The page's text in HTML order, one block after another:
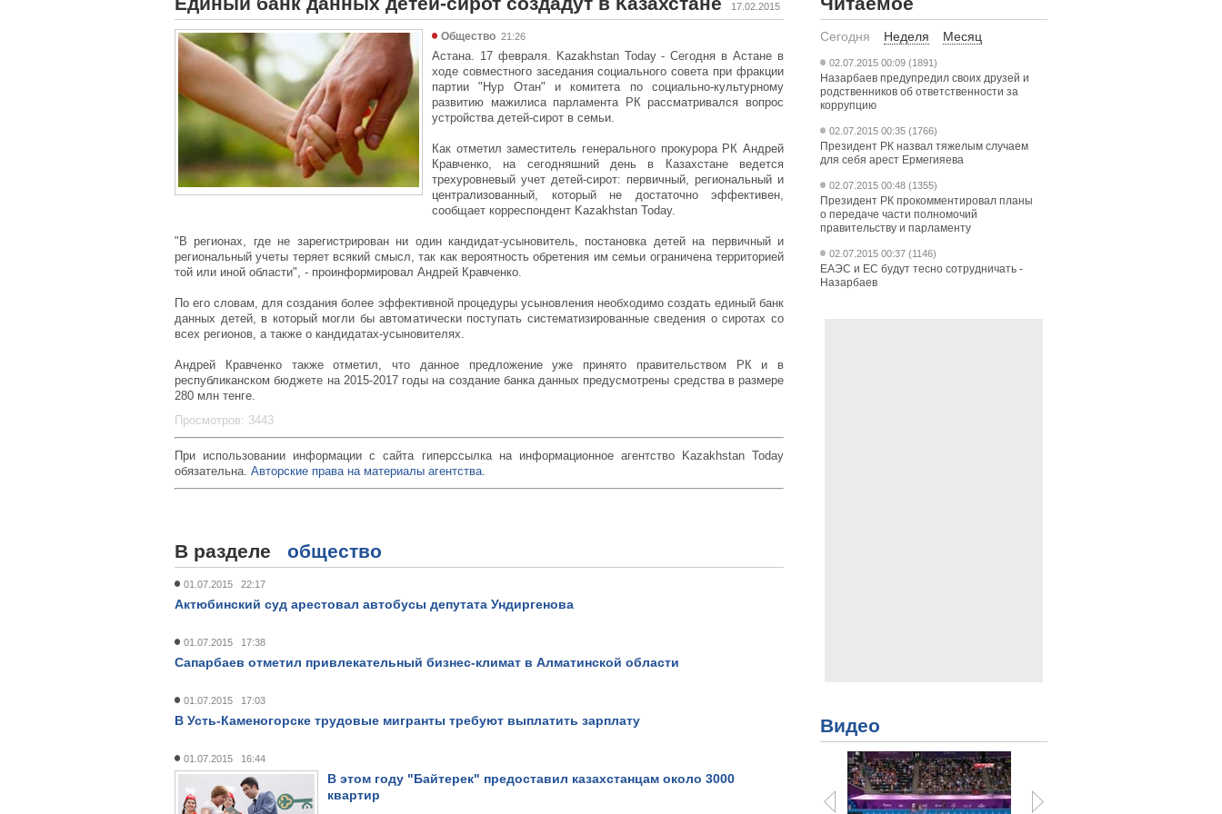
17.02.2015
Общество 21:26
Астана. 17 февраля. Kazakhstan Today - Сегодня в Астане в
ходе совместного заседания социального совета при фракции
партии "Нур Отан" и комитета по социально-культурному
развитию мажилиса парламента РК рассматривался вопрос
устройства детей-сирот в семьи.
Как отметил заместитель генерального прокурора РК Андрей
Кравченко, на сегодняшний день в Казахстане ведется
трехуровневый учет детей-сирот: первичный, региональный и
централизованный, который не достаточно эффективен,
сообщает корреспондент Kazakhstan Today.
"В регионах, где не зарегистрирован ни один кандидат-усыновитель, постановка детей на первичный и
региональный учеты теряет всякий смысл, так как вероятность обретения им семьи ограничена территорией
той или иной области", - проинформировал Андрей Кравченко.
По его словам, для создания более эффективной процедуры усыновления необходимо создать единый банк
данных детей, в который могли бы автоматически поступать систематизированные сведения о сиротах со
всех регионов, а также о кандидатах-усыновителях.
Андрей Кравченко также отметил, что данное предложение уже принято правительством РК и в
республиканском бюджете на 2015-2017 годы на создание банка данных предусмотрены средства в размере
280 млн тенге.
Просмотров: 3443
При использовании информации с сайта гиперссылка на информационное агентство Kazakhstan Today
обязательна. Авторские права на материалы агентства.
В разделе общество
01.07.2015 22:17
Актюбинский суд арестовал автобусы депутата Ундиргенова
01.07.2015 17:38
Сапарбаев отметил привлекательный бизнес-климат в Алматинской области
01.07.2015 17:03
В Усть-Каменогорске трудовые мигранты требуют выплатить зарплату
01.07.2015 16:44
В этом году "Байтерек" предоставил казахстанцам около 3000
квартир
Сегодня Неделя Месяц
02.07.2015 00:09 (1891)
Назарбаев предупредил своих друзей и
родственников об ответственности за
коррупцию
02.07.2015 00:35 (1766)
Президент РК назвал тяжелым случаем
для себя арест Ермегияева
02.07.2015 00:48 (1355)
Президент РК прокомментировал планы
о передаче части полномочий
правительству и парламенту
02.07.2015 00:37 (1146)
ЕАЭС и ЕС будут тесно сотрудничать -
Назарбаев
Видео